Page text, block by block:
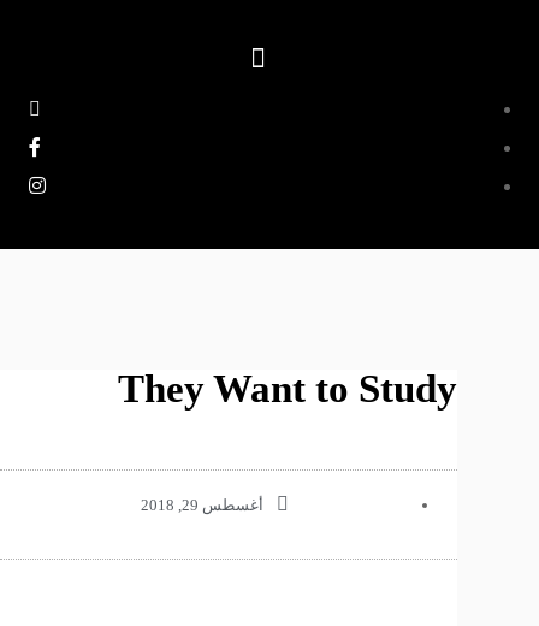
They Want to Study
أغسطس 29, 2018